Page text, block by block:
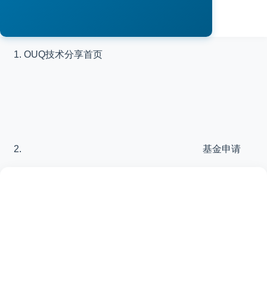
OUQ技术分享首页
基金申请